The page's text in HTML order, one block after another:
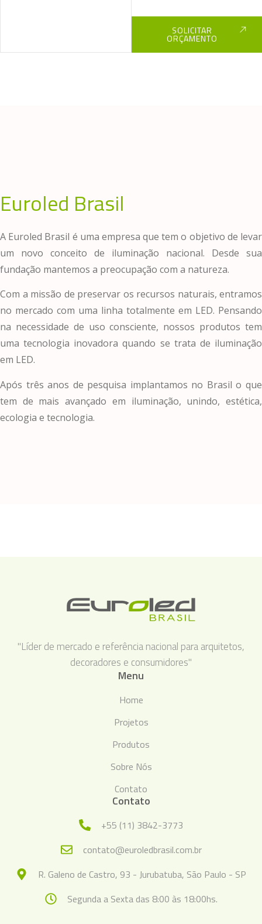
SOLICITAR
ORÇAMENTO
Euroled Brasil
A Euroled Brasil é uma empresa que tem o objetivo de levar
um novo conceito de iluminação nacional. Desde sua
fundação mantemos a preocupação com a natureza.
Com a missão de preservar os recursos naturais, entramos
no mercado com uma linha totalmente em LED. Pensando
na necessidade de uso consciente, nossos produtos tem
uma tecnologia inovadora quando se trata de iluminação
em LED.
Após três anos de pesquisa implantamos no Brasil o que
tem de mais avançado em iluminação, unindo, estética,
ecologia e tecnologia.
"Líder de mercado e referência nacional para arquitetos,
decoradores e consumidores"
Menu
Home
Projetos
Produtos
Sobre Nós
Contato
Contato
+55 (11) 3842-3773
contato@euroledbrasil.com.br
R. Galeno de Castro, 93 - Jurubatuba, São Paulo - SP
Segunda a Sexta das 8:00 às 18:00hs.